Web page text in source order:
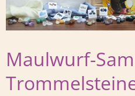
Maulwurf-